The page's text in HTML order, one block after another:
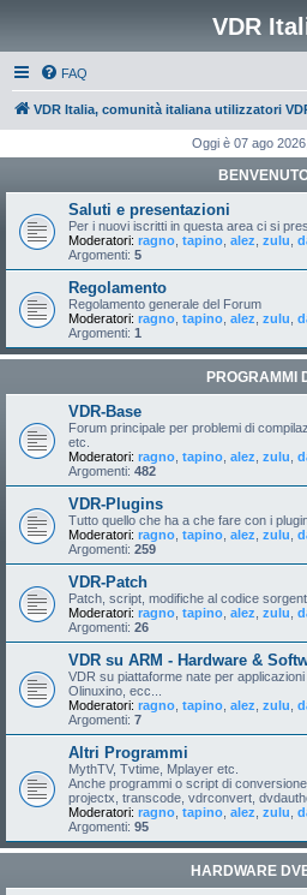
VDR
FAQ
VDR Italia, comunità italiana utilizzatori
Oggi è 07 ago
Saluti e presentazioni
Per i nuovi iscritti in questa area ci si
Moderatori: ragno tapino alez zulu
Argomenti: 5
Regolamento
Regolamento generale del Forum
Moderatori: ragno tapino alez zulu
Argomenti: 1
PROGRAMMI
VDR-Base
Forum principale per problemi di
etc.
Moderatori: ragno tapino alez zulu
Argomenti: 482
VDR-Plugins
Tutto quello che ha a che fare con i
Moderatori: ragno tapino alez zulu
Argomenti: 259
VDR-Patch
Patch, script, modifiche al codice
Moderatori: ragno tapino alez zulu
Argomenti: 26
VDR su ARM - Hardware &
VDR su piattaforme nate per
Olinuxino, ecc...
Moderatori: ragno tapino alez zulu
Argomenti: 7
Altri Programmi
MythTV, Tvtime, Mplayer etc.
Anche programmi o script di
projectx, transcode, vdrconvert,
Moderatori: ragno tapino alez zulu
Argomenti: 95
HARDWARE